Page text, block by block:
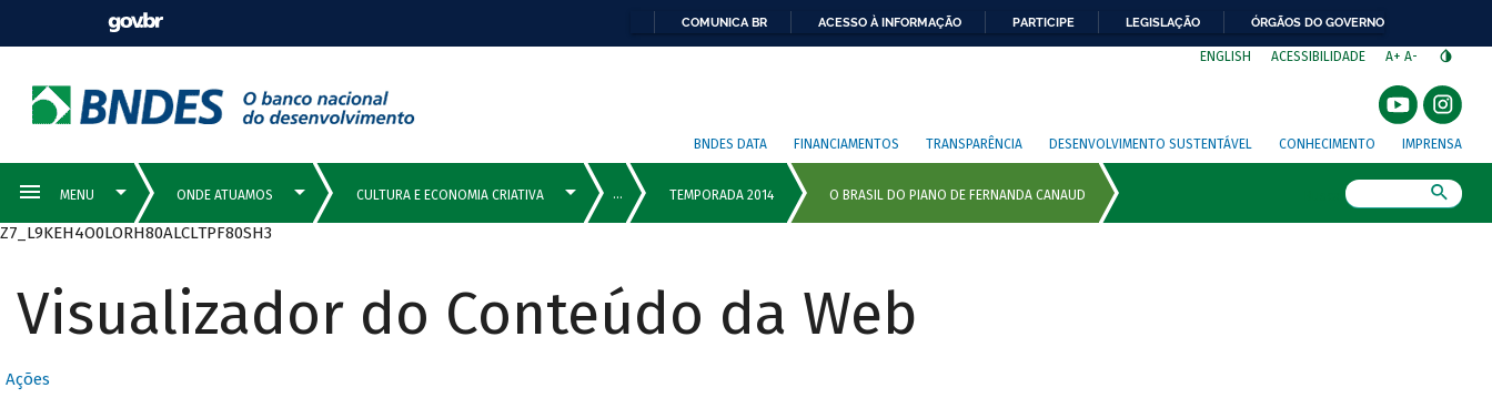
COMUNICA BR ACESSO À INFORMAÇÃO PARTICIPE LEGISLAÇÃO ÓRGÃOS DO GOVERNO
ENGLISH ACESSIBILIDADE A+ A-
BNDES DATA FINANCIAMENTOS TRANSPARÊNCIA DESENVOLVIMENTO SUSTENTÁVEL CONHECIMENTO IMPRENSA
Z7_L9KEH4O0LORH80ALCLTPF80SH3
Visualizador do Conteúdo da Web
Ações